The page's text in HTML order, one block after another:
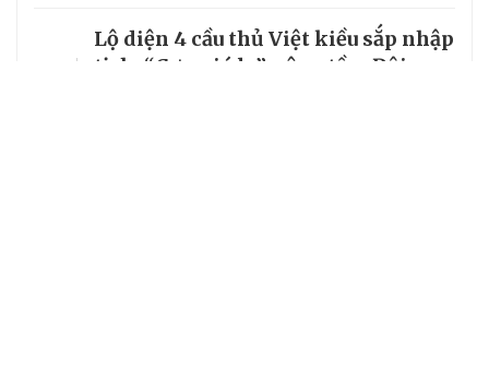
Lộ diện 4 cầu thủ Việt kiều sắp nhập
tịch: “Cơn gió lạ” nâng tầm Đội